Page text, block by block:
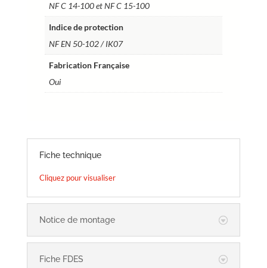
NF C 14-100 et NF C 15-100
Indice de protection
NF EN 50-102 / IK07
Fabrication Française
Oui
Fiche technique
Cliquez pour visualiser
Notice de montage
Fiche FDES